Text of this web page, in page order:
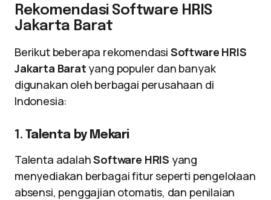
Rekomendasi Software HRIS
Jakarta Barat
Berikut beberapa rekomendasi Software HRIS
Jakarta Barat yang populer dan banyak
digunakan oleh berbagai perusahaan di
Indonesia:
1. Talenta by Mekari
Talenta adalahSoftware HRIS yang
menyediakan berbagai fitur seperti pengelolaan
absensi, penggajian otomatis, dan penilaian